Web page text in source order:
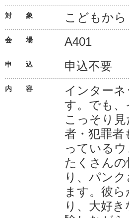
対 象 こどもか
会 場 A401
申 込 申込不要
内 容
インター
す。でも
こっそり
者・犯罪
っている
たくさん
り、パン
ます。彼
り、大好